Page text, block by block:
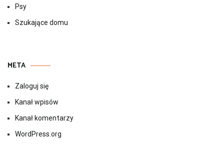
Psy
Szukające domu
META
Zaloguj się
Kanał wpisów
Kanał komentarzy
WordPress.org